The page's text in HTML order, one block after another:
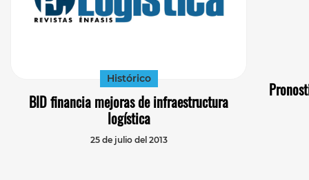
Histórico
BID financia mejoras de infraestructura
logística
25 de julio del 2013